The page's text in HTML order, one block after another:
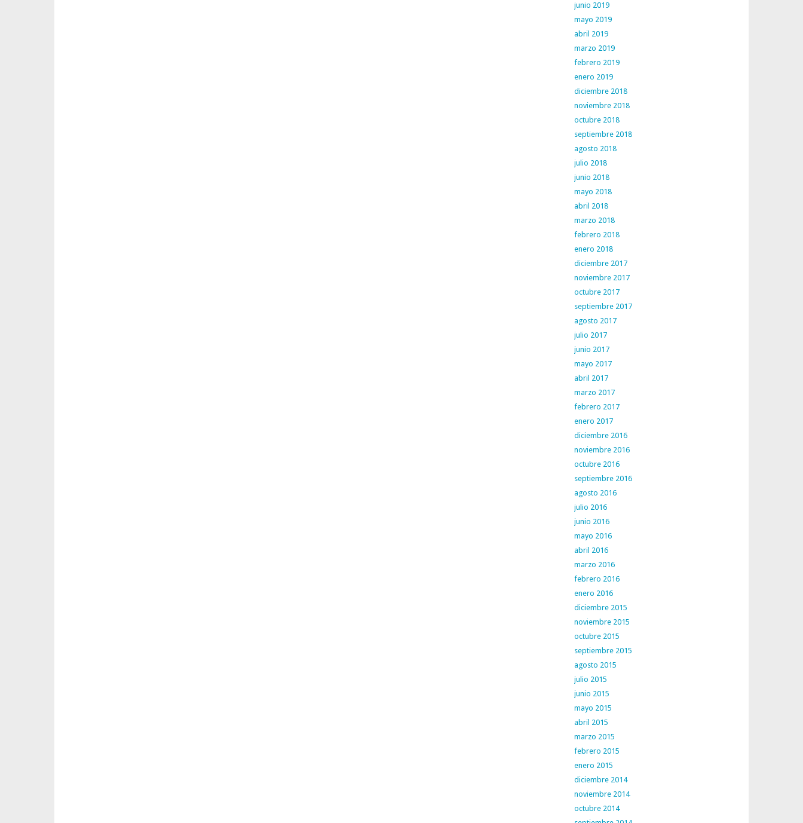
junio 2019
mayo 2019
abril 2019
marzo 2019
febrero 2019
enero 2019
diciembre 2018
noviembre 2018
octubre 2018
septiembre 2018
agosto 2018
julio 2018
junio 2018
mayo 2018
abril 2018
marzo 2018
febrero 2018
enero 2018
diciembre 2017
noviembre 2017
octubre 2017
septiembre 2017
agosto 2017
julio 2017
junio 2017
mayo 2017
abril 2017
marzo 2017
febrero 2017
enero 2017
diciembre 2016
noviembre 2016
octubre 2016
septiembre 2016
agosto 2016
julio 2016
junio 2016
mayo 2016
abril 2016
marzo 2016
febrero 2016
enero 2016
diciembre 2015
noviembre 2015
octubre 2015
septiembre 2015
agosto 2015
julio 2015
junio 2015
mayo 2015
abril 2015
marzo 2015
febrero 2015
enero 2015
diciembre 2014
noviembre 2014
octubre 2014